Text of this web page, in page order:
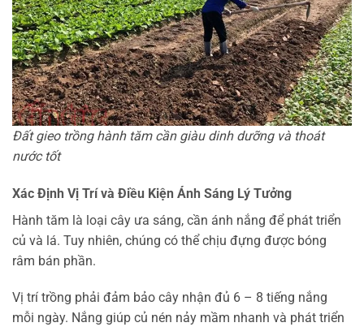
Đất gieo trồng hành tăm cần giàu dinh dưỡng và thoát
nước tốt
Xác Định Vị Trí và Điều Kiện Ánh Sáng Lý Tưởng
Hành tăm là loại cây ưa sáng, cần ánh nắng để phát triển
củ và lá. Tuy nhiên, chúng có thể chịu đựng được bóng
râm bán phần.
Vị trí trồng phải đảm bảo cây nhận đủ 6 – 8 tiếng nắng
mỗi ngày. Nắng giúp củ nén nảy mầm nhanh và phát triển